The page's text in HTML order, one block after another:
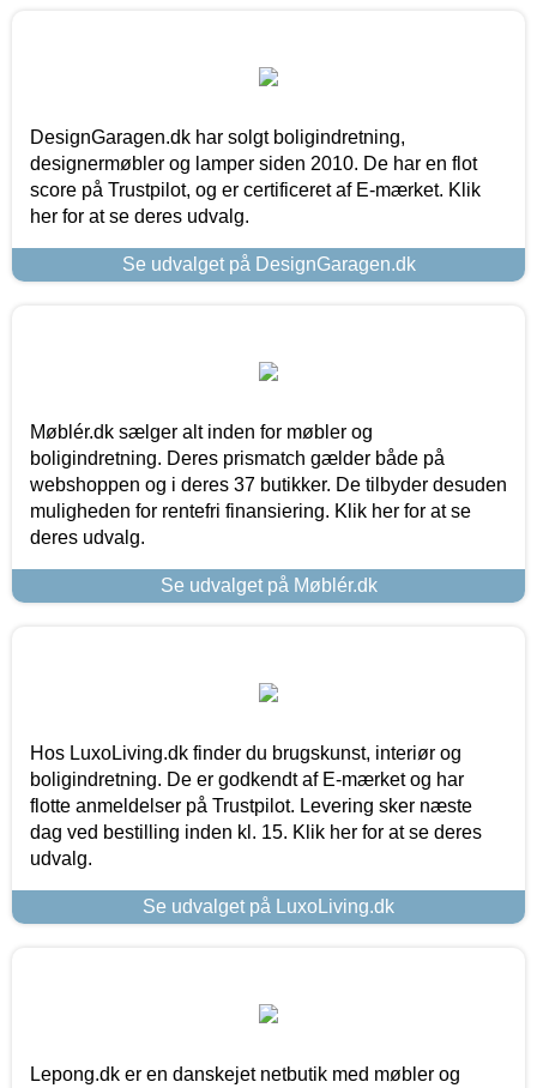
DesignGaragen.dk har solgt boligindretning,
designermøbler og lamper siden 2010. De har en flot
score på Trustpilot, og er certificeret af E-mærket. Klik
her for at se deres udvalg.
Se udvalget på DesignGaragen.dk
Møblér.dk sælger alt inden for møbler og
boligindretning. Deres prismatch gælder både på
webshoppen og i deres 37 butikker. De tilbyder desuden
muligheden for rentefri finansiering. Klik her for at se
deres udvalg.
Se udvalget på Møblér.dk
Hos LuxoLiving.dk finder du brugskunst, interiør og
boligindretning. De er godkendt af E-mærket og har
flotte anmeldelser på Trustpilot. Levering sker næste
dag ved bestilling inden kl. 15. Klik her for at se deres
udvalg.
Se udvalget på LuxoLiving.dk
Lepong.dk er en danskejet netbutik med møbler og